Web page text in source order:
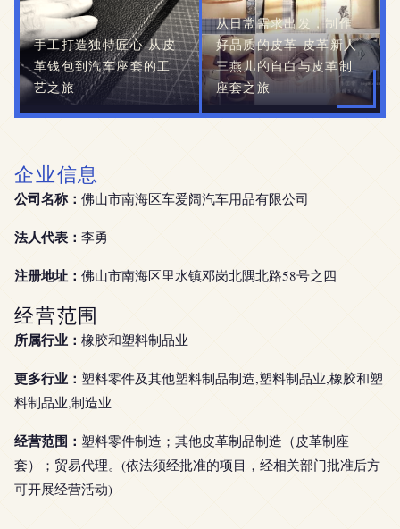
手工打造独特匠心 从皮
革钱包到汽车座套的工
艺之旅
从日常需求出发，制作
好品质的皮革 皮革新人
三燕儿的自白与皮革制
座套之旅
企业信息
公司名称： 佛山市南海区车爱阔汽车用品有限公司
法人代表： 李勇
注册地址： 佛山市南海区里水镇邓岗北隅北路58号之四
经营范围
所属行业： 橡胶和塑料制品业
更多行业： 塑料零件及其他塑料制品制造,塑料制品业,橡胶和塑
料制品业,制造业
经营范围： 塑料零件制造；其他皮革制品制造（皮革制座
套）；贸易代理。(依法须经批准的项目，经相关部门批准后方
可开展经营活动)